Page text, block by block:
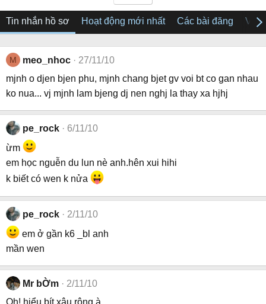
Tin nhắn hồ sơ Hoạt động mới nhất Các bài đăng Về
M meo_nhoc
27/11/10
mjnh o djen bjen phu, mjnh chang bjet gv voi bt co gan nhau
ko nua... vj mjnh lam bjeng dj nen nghj la thay xa hjhj
pe_rock
6/11/10
ừm
em học nguễn du lun nè anh.hên xui hihi
k biết có wen k nửa
pe_rock
2/11/10
em ở gần k6 _bl anh
mần wen
Mr bỜm
2/11/10